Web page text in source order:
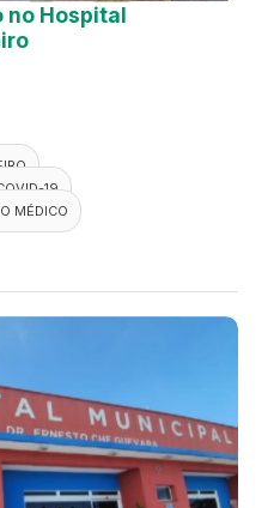
no Hospital
19
MÉDICO